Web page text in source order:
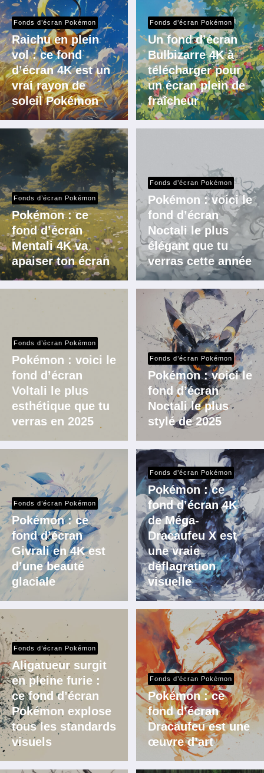
Fonds d’écran Pokémon
Raichu en plein
vol : ce fond
d’écran 4K est un
vrai rayon de
soleil Pokémon
Fonds d’écran Pokémon
Un fond d’écran
Bulbizarre 4K à
télécharger pour
un écran plein de
fraîcheur
Fonds d’écran Pokémon
Pokémon : ce
fond d’écran
Mentali 4K va
apaiser ton écran
Fonds d’écran Pokémon
Pokémon : voici le
fond d’écran
Noctali le plus
élégant que tu
verras cette année
Fonds d’écran Pokémon
Pokémon : voici le
fond d’écran
Voltali le plus
esthétique que tu
verras en 2025
Fonds d’écran Pokémon
Pokémon : voici le
fond d’écran
Noctali le plus
stylé de 2025
Fonds d’écran Pokémon
Pokémon : ce
fond d’écran
Givrali en 4K est
d’une beauté
glaciale
Fonds d’écran Pokémon
Pokémon : ce
fond d’écran 4K
de Méga-
Dracaufeu X est
une vraie
déflagration
visuelle
Fonds d’écran Pokémon
Aligatueur surgit
en pleine furie :
ce fond d’écran
Pokémon explose
tous les standards
visuels
Fonds d’écran Pokémon
Pokémon : ce
fond d’écran
Dracaufeu est une
œuvre d’art